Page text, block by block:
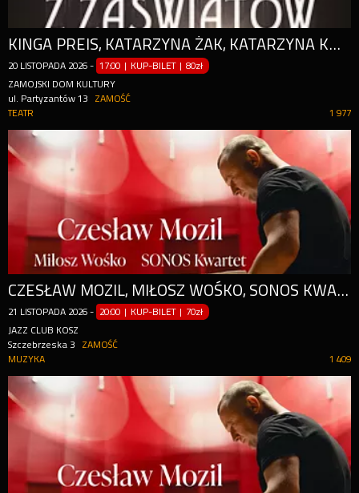
KINGA PREIS, KATARZYNA ŻAK, KATARZYNA KWIATKOWSKA, JUSTYNA DUCKA, KUBA GĄSOWSKI/ MICHAŁ KUCHARSKI
20 LISTOPADA 2026 - 17:00 | KUP-BILET |80zł
ZAMOJSKI DOM KULTURY
ul. Partyzantów 13
ZAMOŚĆ
1 977
TEATR
CZESŁAW MOZIL, MIŁOSZ WOŚKO, SONOS KWARTET
21 LISTOPADA 2026 - 20:00 | KUP-BILET | 70zł
JAZZ CLUB KOSZ
Szczebrzeska 3
ZAMOŚĆ
1 409
MUZYKA